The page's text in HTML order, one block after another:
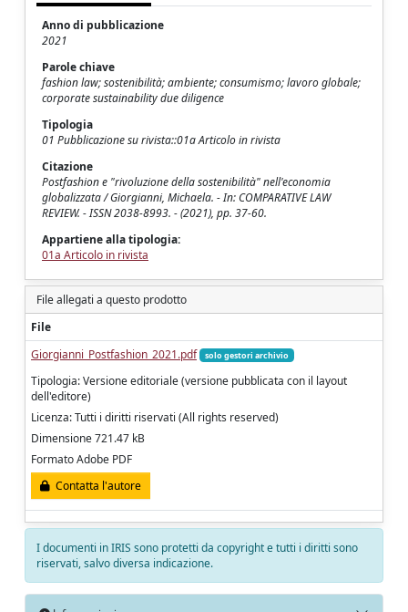
Anno di pubblicazione
2021
Parole chiave
fashion law; sostenibilità; ambiente; consumismo; lavoro globale;
corporate sustainability due diligence
Tipologia
01 Pubblicazione su rivista::01a Articolo in rivista
Citazione
Postfashion e "rivoluzione della sostenibilità" nell'economia
globalizzata / Giorgianni, Michaela. - In: COMPARATIVE LAW
REVIEW. - ISSN 2038-8993. - (2021), pp. 37-60.
Appartiene alla tipologia:
01a Articolo in rivista
File allegati a questo prodotto
File
Giorgianni_Postfashion_2021.pdf
solo gestori archivio
Tipologia: Versione editoriale (versione pubblicata con il layout
dell'editore)
Licenza: Tutti i diritti riservati (All rights reserved)
Dimensione 721.47 kB
Formato Adobe PDF
Contatta l'autore
I documenti in IRIS sono protetti da copyright e tutti i diritti sono
riservati, salvo diversa indicazione.